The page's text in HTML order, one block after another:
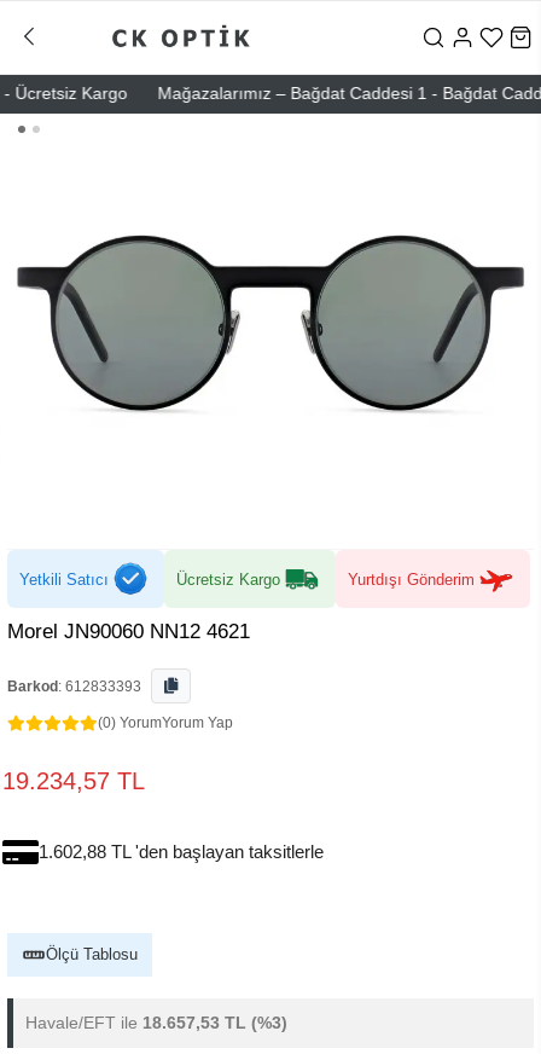
Kargo Mağazalarımız – Bağdat Caddesi 1 - Bağdat
Yetkili Satıcı Ücretsiz Kargo Yurtdışı Gönderim
Morel JN90060 NN12 4621
Barkod : 612833393
(0) YorumYorum Yap
19.234,57 TL
1.602,88 TL 'den başlayan taksitlerle
Ölçü Tablosu
Havale/EFT ile 18.657,53 TL (%3)